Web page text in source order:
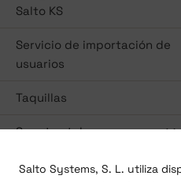
Salto KS
Servicio de importación de
usuarios
Taquillas
Smartwatches
Registro de tags para pods
Salto Systems, S. L. utiliza